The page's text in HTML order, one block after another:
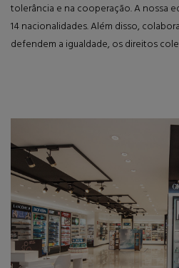
tolerância e na cooperação. A nossa
14 nacionalidades. Além disso,
defendem a igualdade, os direitos